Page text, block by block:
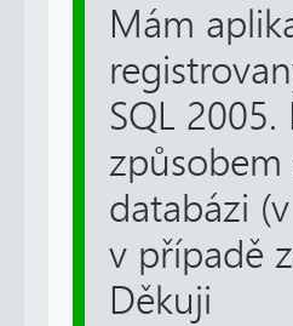
Mám
SQL
způsobem
databázi
v případě
Děkuji